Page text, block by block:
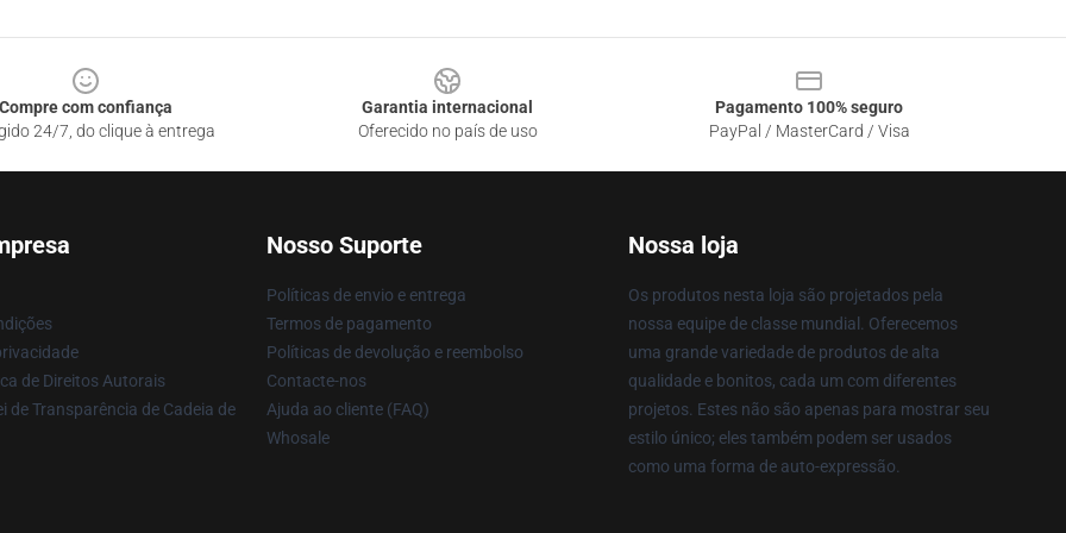
Compre com confiança
24/7, do clique à entrega
Garantia internacional
Oferecido no país de uso
Pagamento 100% seguro
PayPal / MasterCard / Visa
de Direitos Autorais
de Transparência de Cadeia de
Nosso Suporte
Políticas de envio e entrega
Termos de pagamento
Políticas de devolução e reembolso
Contacte-nos
Ajuda ao cliente (FAQ)
Whosale
Nossa loja
Os produtos nesta loja são projetados pela
nossa equipe de classe mundial. Oferecemos
uma grande variedade de produtos de alta
qualidade e bonitos, cada um com diferentes
projetos. Estes não são apenas para mostrar seu
estilo único; eles também podem ser usados
como uma forma de auto-expressão.